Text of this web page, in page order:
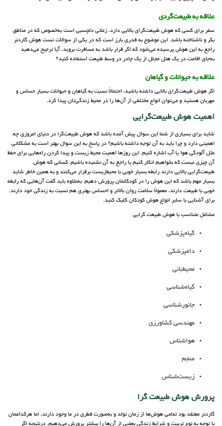
علاقه به طبیعت‌گردی
سفر برای کسی که هوش طبیعت‌گرای بالایی دارد، زمانی دلچسبی است به‌خصوص که در مناطق
بکر و ناشناخته باشد. این موضوع به قدری بارز است که در یکی از سوالات تست هوش گاردنر
راجع به این هوش پرسیده می‌شود که اگر قرار باشد به مسافرت بروید، آیا ترجیح می‌دهید
به‌جای اقامت در یک هتل مجلل از یک چادر در وسط طبیعت استفاده کنید؟
علاقه به حیوانات و گیاهان
اگر هوش طبیعت‌گرای بالایی داشته باشید، احتمالاً نسبت به گیاهان و حیوانات بسیار حساس و
مهربان هستید و می‌توان انواع مختلفی از آن‌ها را در محیط زندگی‌تان پیدا کرد.
اهمیت هوش طبیعت‌گرایی
شاید برای بسیاری از شما این سوال پیش آمده باشد که هوش طبیعت‌گرا در دنیای امروزی چه
اهمیتی دارد و چرا باید به آن توجه داشته باشیم؟ در پاسخ به این سوال بهتر است به مشکلاتی
مثل آلودگی هوا یا آب اشاره کنیم. این روزها اهمیت محیط‌ زیست و پیدا کردن راه‌هایی برای حفظ
آن چیزی نیست که بخواهیم انکار کنیم یا راجع به آن نشنیده باشیم. کسانی که هوش
طبیعت‌گرایی بالایی دارند رابطه بسیار خوبی با محیط‌زیست برقرار می‌کنند و به همین خاطر شاید
بسیار مهم باشد که این هوش را در کودکانمان پرورش دهیم. به‌علاوه باید گفت آن‌هایی که رابطه
خوبی با طبیعت دارند، معمولاً سلامت روان بالاتر و احساس بهتری هم نسبت به زندگی خود دارند.
برای آشنایی با سایر انواع هوش کودکان کلیک کنید.
مشاغل متناسب با هوش طبیعت گرایی
گیاه‌پزشکی
دامپزشکی
محیط‌بانی
گیاه‌شناسی
جانورشناسی
مهندسی کشاورزی
هواشناس
منجم
زیست‌شناس
پرورش هوش طبیعت گرا
گاردنر معتقد بود تمامی هوش‌ها از زمان تولد و به‌صورت فطری در ما وجود دارند، اما هرکداممان
با توجه به نوع تربیت و شرایط زندگی بعضی از آن‌ها را بیشتر پرورش می‌دهیم. درنتیجه اگر